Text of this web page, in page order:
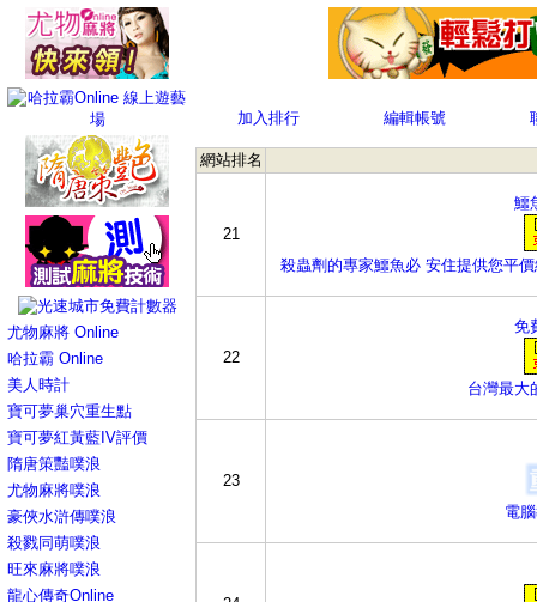
尤物麻將 Online
哈拉霸 Online
美人時計
寶可夢巢穴重生點
寶可夢紅黃藍IV評價
隋唐策豔噗浪
尤物麻將噗浪
豪俠水滸傳噗浪
殺戮同萌噗浪
旺來麻將噗浪
龍心傳奇Online
加入排行 編輯帳號
網站排名
21
鱷
殺蟲劑的專家鱷魚必 安住提供您平
22
免
台灣最大
23
電